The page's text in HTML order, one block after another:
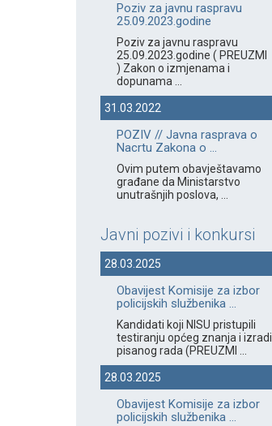
Poziv za javnu raspravu
25.09.2023.godine
Poziv za javnu raspravu
25.09.2023.godine ( PREUZMI
) Zakon o izmjenama i
dopunama ...
31.03.2022
POZIV // Javna rasprava o
Nacrtu Zakona o ...
Ovim putem obavještavamo
građane da Ministarstvo
unutrašnjih poslova, ...
Javni pozivi i konkursi
28.03.2025
Obavijest Komisije za izbor
policijskih službenika ...
Kandidati koji NISU pristupili
testiranju općeg znanja i izradi
pisanog rada (PREUZMI ...
28.03.2025
Obavijest Komisije za izbor
policijskih službenika ...